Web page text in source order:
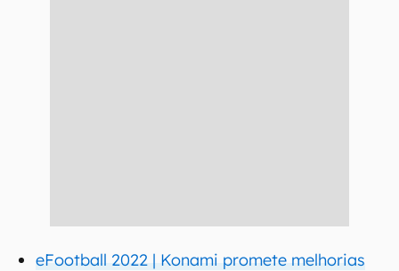
eFootball 2022 | Konami promete melhorias